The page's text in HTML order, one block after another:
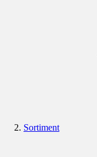
Sortiment